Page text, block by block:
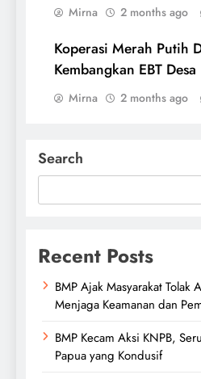
Mirna 2 months ago
Koperasi Merah Putih
Kembangkan EBT Desa
Mirna 2 months ago
Search
Recent Posts
BMP Ajak Masyarakat Tolak
Menjaga Keamanan dan
BMP Kecam Aksi KNPB,
Papua yang Kondusif